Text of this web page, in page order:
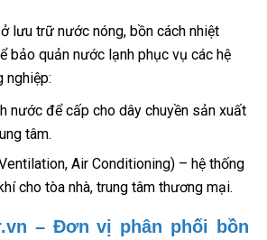
lưu trữ nước nóng, bồn cách nhiệt
bảo quản nước lạnh phục vụ các hệ
nghiệp:
nước để cấp cho dây chuyền sản xuất
tâm.
Air Conditioning) – hệ thống
cho tòa nhà, trung tâm thương mại.
– Đơn vị phân phối bồn